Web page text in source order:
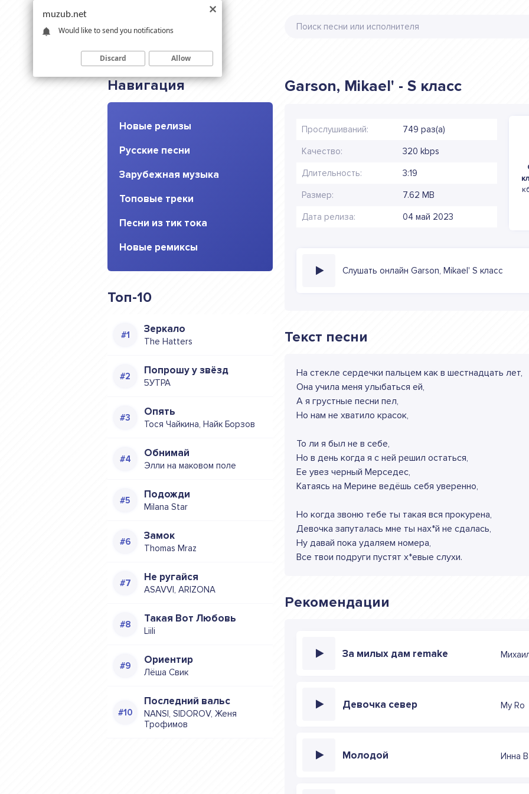
Навигация
Новые релизы
Русские песни
Зарубежная музыка
Топовые треки
Песни из тик тока
Новые ремиксы
Топ-10
Зеркало
The Hatters
Попрошу у звёзд
5УТРА
Опять
Тося Чайкина, Найк Борзов
Обнимай
Элли на маковом поле
Подожди
Milana Star
Замок
Thomas Mraz
Не ругайся
ASAVVI, ARIZONA
Такая Вот Любовь
Liili
Ориентир
Лёша Свик
Последний вальс
NANSI, SIDOROV, Женя
Трофимов
Garson, Mikael' - S класс
Прослушиваний: 749 раз(а)
Качество: 320 kbps
Длительность: 3:19
Размер: 7.62 MB
Дата релиза: 04 май 2023
Слушать онлайн Garson, Mikael' S класс
Текст песни
На стекле сердечки пальцем как в шестнадцать лет,
Она учила меня улыбаться ей,
А я грустные песни пел,
Но нам не хватило красок,
То ли я был не в себе,
Но в день когда я с ней решил остаться,
Ее увез черный Мерседес,
Катаясь на Мерине ведёшь себя уверенно,
Но когда звоню тебе ты такая вся прокурена,
Девочка запуталась мне ты нах*й не сдалась,
Ну давай пока удаляем номера,
Все твои подруги пустят х*евые слухи.
Рекомендации
За милых дам remake
Девочка север My Ro
Молодой Инна
muzub.net
Would like to send you notifications
Discard Allow